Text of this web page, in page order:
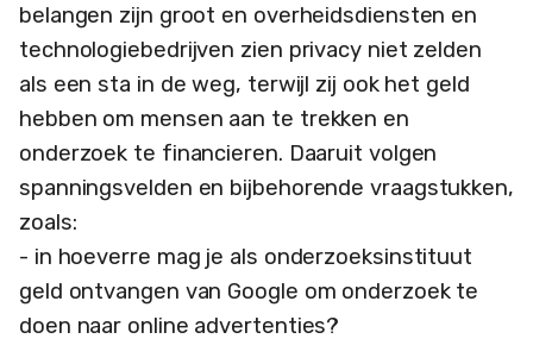
belangen zijn groot en overheidsdiensten en
technologiebedrijven zien privacy niet zelden
als een sta in de weg, terwijl zij ook het geld
hebben om mensen aan te trekken en
onderzoek te financieren. Daaruit volgen
spanningsvelden en bijbehorende vraagstukken,
zoals:
- in hoeverre mag je als onderzoeksinstituut
geld ontvangen van Google om onderzoek te
doen naar online advertenties?